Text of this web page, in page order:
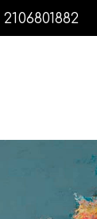
2106801882